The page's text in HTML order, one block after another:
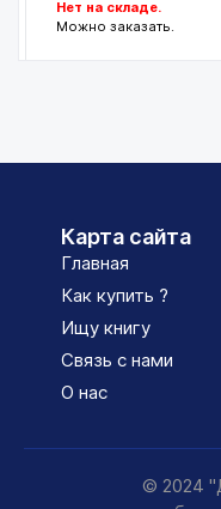
Нет на складе.
Можно заказать.
Карта сайта
Главная
Как купить ?
Ищу книгу
Связь с нами
О нас
© 2024